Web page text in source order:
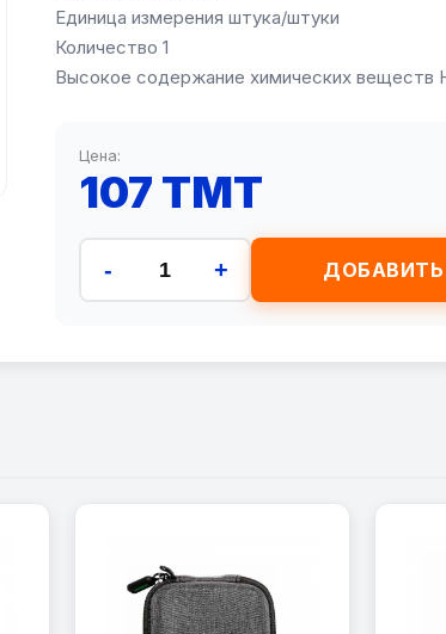
Единица измерения штука/штуки
Количество 1
Высокое содержание химических веществ
Цена:
107 TMT
- + ДОБАВИТЬ